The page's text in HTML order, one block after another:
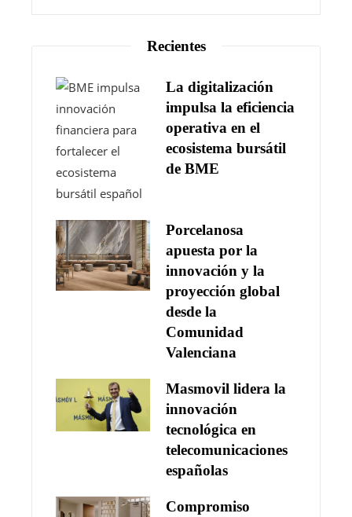
Recientes
La digitalización
impulsa la eficiencia
operativa en el
ecosistema bursátil
de BME
Porcelanosa
apuesta por la
innovación y la
proyección global
desde la
Comunidad
Valenciana
Masmovil lidera la
innovación
tecnológica en
telecomunicaciones
españolas
Compromiso